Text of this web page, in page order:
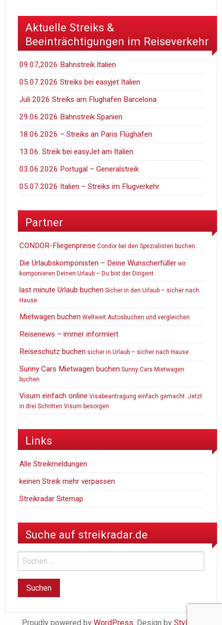
Aktuelle Streiks &
Beeinträchtigungen im Reiseverkehr
09.07,2026 Bahnstreik Italien
05.07.2026 Streiks bei easyjet Italien
Juli 2026 Streiks am Flughafen Barcelona
29.06.2026 Bahnstreik Spanien
18.06.2026 – Streiks an Paris Flüghäfen
13.06. Streik bei easyJet am Italien
03.06.2026 Portugal – Generalstreik
05.07.2026 Italien – Streiks im Flugverkehr
Partner
CONDOR-Fliegenpreise Condor bei den Spezialisten buchen
Die Urlaubskomponisten – Deine Wunscherfüller wir
komponieren Deinen Urlaub – Du bist der Dirigent
last minute Urlaub buchen Sicher in den Urlaub – sicher nach
Hause
Mietwagen buchen Weltweit Autosbuchen und vergleichen
Reisenews – immer informiert
Reiseschutz buchen sicher in Urlaub – sicher nach Hause
Sunny Cars Mietwagen buchen Sunny Cars Mietwagen
buchen
Visum einfach online Visabeantragung einfach gemacht. Jetzt
in drei Schritten Visum besorgen
Links
Alle Streikmeldungen
keinen Streik mehr verpassen
Streikradar Sitemap
Suche auf streikradar.de
Proudly powered by WordPress . Design by StylishWP